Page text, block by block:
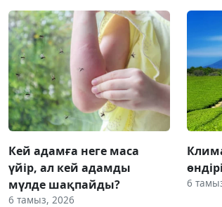
Кей адамға неге маса
үйір, ал кей адамды
мүлде шақпайды?
6 тамыз, 2026
6